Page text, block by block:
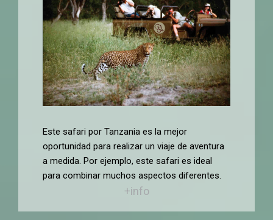
Este safari por Tanzania es la mejor
oportunidad para realizar un viaje de aventura
a medida. Por ejemplo, este safari es ideal
para combinar muchos aspectos diferentes.
+info